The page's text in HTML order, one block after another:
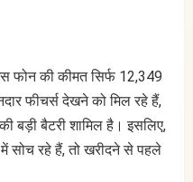
फोन की कीमत सिर्फ 12,349
फीचर्स देखने को मिल रहे हैं,
बड़ी बैटरी शामिल है। इसलिए,
सोच रहे हैं, तो खरीदने से पहले